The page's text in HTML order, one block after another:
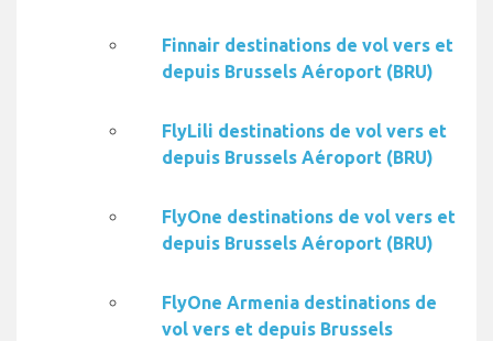
Finnair destinations de vol vers et
depuis Brussels Aéroport (BRU)
FlyLili destinations de vol vers et
depuis Brussels Aéroport (BRU)
FlyOne destinations de vol vers et
depuis Brussels Aéroport (BRU)
FlyOne Armenia destinations de
vol vers et depuis Brussels